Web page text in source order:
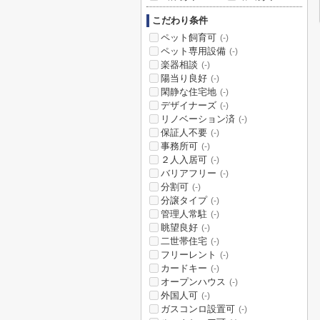
こだわり条件
ペット飼育可 (-)
ペット専用設備 (-)
楽器相談 (-)
陽当り良好 (-)
閑静な住宅地 (-)
デザイナーズ (-)
リノベーション済 (-)
保証人不要 (-)
事務所可 (-)
２人入居可 (-)
バリアフリー (-)
分割可 (-)
分譲タイプ (-)
管理人常駐 (-)
眺望良好 (-)
二世帯住宅 (-)
フリーレント (-)
カードキー (-)
オープンハウス (-)
外国人可 (-)
ガスコンロ設置可 (-)